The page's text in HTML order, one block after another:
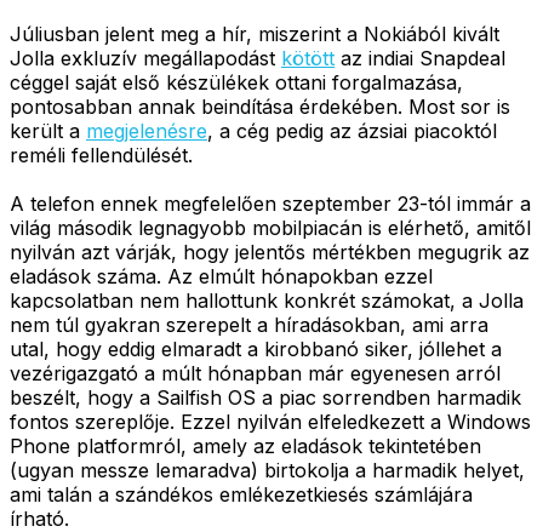
Júliusban jelent meg a hír, miszerint a Nokiából kivált
Jolla exkluzív megállapodást kötött az indiai Snapdeal
céggel saját első készülékek ottani forgalmazása,
pontosabban annak beindítása érdekében. Most sor is
került a megjelenésre, a cég pedig az ázsiai piacoktól
reméli fellendülését.
A telefon ennek megfelelően szeptember 23-tól immár a
világ második legnagyobb mobilpiacán is elérhető, amitől
nyilván azt várják, hogy jelentős mértékben megugrik az
eladások száma. Az elmúlt hónapokban ezzel
kapcsolatban nem hallottunk konkrét számokat, a Jolla
nem túl gyakran szerepelt a híradásokban, ami arra
utal, hogy eddig elmaradt a kirobbanó siker, jóllehet a
vezérigazgató a múlt hónapban már egyenesen arról
beszélt, hogy a Sailfish OS a piac sorrendben harmadik
fontos szereplője. Ezzel nyilván elfeledkezett a Windows
Phone platformról, amely az eladások tekintetében
(ugyan messze lemaradva) birtokolja a harmadik helyet,
ami talán a szándékos emlékezetkiesés számlájára
írható.